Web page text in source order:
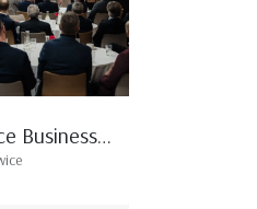
Spotkanie Alliance Business Connect i Mixer Biznesowy